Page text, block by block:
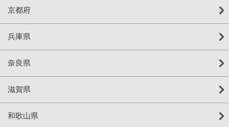
京都府
兵庫県
奈良県
滋賀県
和歌山県